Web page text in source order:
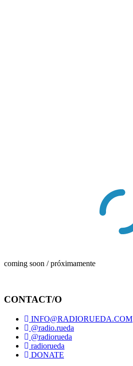
coming soon / próximamente
CONTACT/O
INFO@RADIORUEDA.COM
@radio.rueda
@radiorueda
radiorueda
DONATE